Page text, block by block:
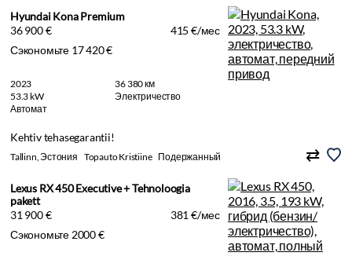
Hyundai Kona Premium
36 900 €
415 €/мес
Сэкономьте 17 420 €
2023
36 380 км
53.3 kW
Электричество
Автомат
Kehtiv tehasegarantii!
Tallinn, Эстония Topauto Kristiine Подержанный
Lexus RX 450 Executive + Tehnoloogia
pakett
31 900 €
381 €/мес
Сэкономьте 2000 €